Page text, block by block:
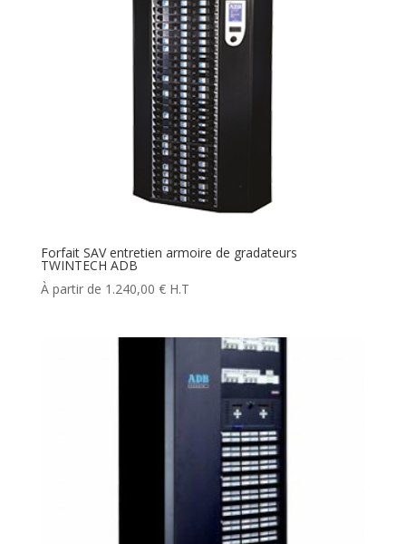
Forfait SAV entretien armoire de gradateurs
TWINTECH ADB
1.240,00 € H.T